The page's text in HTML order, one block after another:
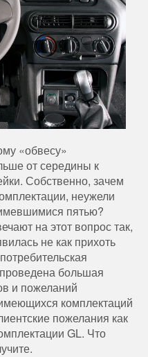
«обвесу»
от середины к
Собственно, зачем
неужели
пятью?
на этот вопрос так,
не как прихоть
большая
и пожеланий
комплектаций
пожелания как
GL. Что